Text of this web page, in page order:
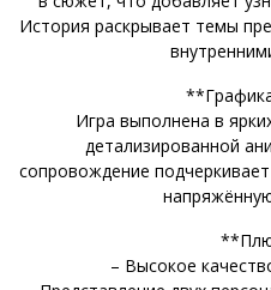
История раскрывает темы
Игра выполнена в
детализированной
сопровождение
– Высокое